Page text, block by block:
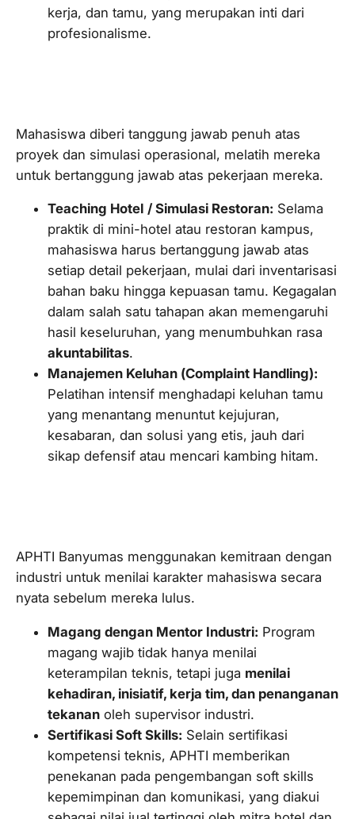
kerja, dan tamu, yang merupakan inti dari
profesionalisme.
Mahasiswa diberi tanggung jawab penuh atas
proyek dan simulasi operasional, melatih mereka
untuk bertanggung jawab atas pekerjaan mereka.
Teaching Hotel / Simulasi Restoran: Selama
praktik di mini-hotel atau restoran kampus,
mahasiswa harus bertanggung jawab atas
setiap detail pekerjaan, mulai dari inventarisasi
bahan baku hingga kepuasan tamu. Kegagalan
dalam salah satu tahapan akan memengaruhi
hasil keseluruhan, yang menumbuhkan rasa
akuntabilitas.
Manajemen Keluhan (Complaint Handling):
Pelatihan intensif menghadapi keluhan tamu
yang menantang menuntut kejujuran,
kesabaran, dan solusi yang etis, jauh dari
sikap defensif atau mencari kambing hitam.
APHTI Banyumas menggunakan kemitraan dengan
industri untuk menilai karakter mahasiswa secara
nyata sebelum mereka lulus.
Magang dengan Mentor Industri: Program
magang wajib tidak hanya menilai
keterampilan teknis, tetapi juga menilai
kehadiran, inisiatif, kerja tim, dan penanganan
tekanan oleh supervisor industri.
Sertifikasi Soft Skills: Selain sertifikasi
kompetensi teknis, APHTI memberikan
penekanan pada pengembangan soft skills
kepemimpinan dan komunikasi, yang diakui